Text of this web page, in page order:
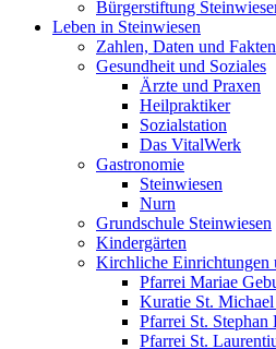
Bürgerstiftung
Leben in Steinwiesen
Zahlen, Daten und Fakten
Gesundheit und Soziales
Ärzte und Praxen
Heilpraktiker
Sozialstation
Das VitalWerk
Gastronomie
Steinwiesen
Nurn
Grundschule Steinwiesen
Kindergärten
Kirchliche Einrichtungen
Pfarrei Mariae
Kuratie St.
Pfarrei St. Stephan
Pfarrei St.